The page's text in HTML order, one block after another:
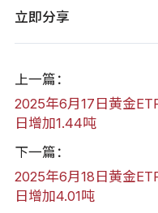
立即分享
上一篇：
2025年6月17日黄金
日增加1.44吨
下一篇：
2025年6月18日黄金
日增加4.01吨